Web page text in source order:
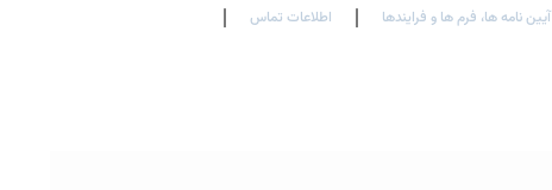
آیین نامه ها، فرم ها و فرایندها اطلاعات تماس